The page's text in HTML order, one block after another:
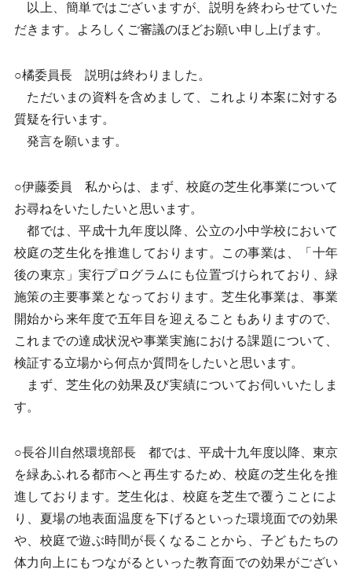
以上、簡単ではございますが、説明を終わらせていた
だきます。よろしくご審議のほどお願い申し上げます。
○橘委員長 説明は終わりました。
ただいまの資料を含めまして、これより本案に対する
質疑を行います。
発言を願います。
○伊藤委員 私からは、まず、校庭の芝生化事業について
お尋ねをいたしたいと思います。
都では、平成十九年度以降、公立の小中学校において
校庭の芝生化を推進しております。この事業は、「十年
後の東京」実行プログラムにも位置づけられており、緑
施策の主要事業となっております。芝生化事業は、事業
開始から来年度で五年目を迎えることもありますので、
これまでの達成状況や事業実施における課題について、
検証する立場から何点か質問をしたいと思います。
まず、芝生化の効果及び実績についてお伺いいたしま
す。
○長谷川自然環境部長 都では、平成十九年度以降、東京
を緑あふれる都市へと再生するため、校庭の芝生化を推
進しております。芝生化は、校庭を芝生で覆うことによ
り、夏場の地表面温度を下げるといった環境面での効果
や、校庭で遊ぶ時間が長くなることから、子どもたちの
体力向上にもつながるといった教育面での効果がござい